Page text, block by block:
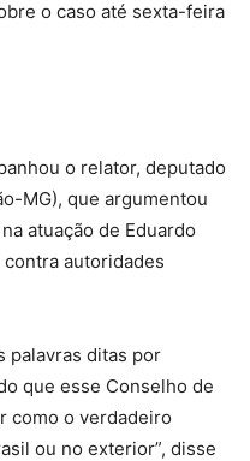
o caso até sexta-feira
o relator, deputado
MG), que argumentou
atuação de Eduardo
autoridades
palavras ditas por
que esse Conselho de
como o verdadeiro
ou no exterior”, disse